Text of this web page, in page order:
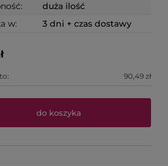
duża ilość
w:
3 dni + czas dostawy
90,49 zł
do koszyka